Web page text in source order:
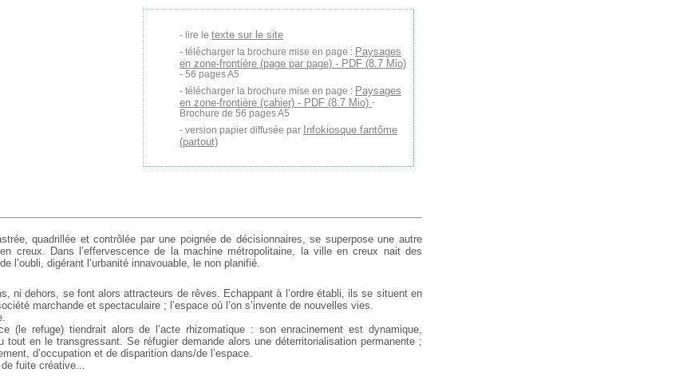
lire le texte sur le site
télécharger la brochure mise en page : Paysages
en zone-frontière (page par page) - PDF (8.7 Mio)
- 56 pages A5
télécharger la brochure mise en page : Paysages
en zone-frontière (cahier) - PDF (8.7 Mio) -
Brochure de 56 pages A5
version papier diffusée par Infokiosque fantôme
(partout)
quadrillée et contrôlée par une poignée de décisionnaires, se superpose une autre
creux. Dans l’effervescence de la machine métropolitaine, la ville en creux nait des
l’oubli, digérant l’urbanité innavouable, le non planifié.
ni dehors, se font alors attracteurs de rêves. Echappant à l’ordre établi, ils se situent en
marchande et spectaculaire ; l’espace où l’on s’invente de nouvelles vies.
(le refuge) tiendrait alors de l’acte rhizomatique : son enracinement est dynamique,
tout en le transgressant. Se réfugier demande alors une déterritorialisation permanente ;
d’occupation et de disparition dans/de l’espace.
de fuite créative...